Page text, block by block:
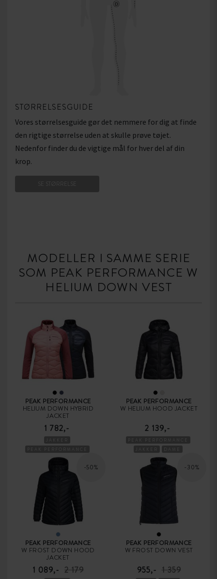
STØRRELSESGUIDE
Vores størrelsesguide gør det nemmere for dig at finde
den rigtige størrelse uden at skulle prøve tøjet.
Nedenfor finder du de vigtige mål for hver del af din
krop.
SE STØRRELSE
MODELLER I SAMME SERIE
SOM PEAK PERFORMANCE W
HELIUM DOWN VEST
PEAK PERFORMANCE
HELIUM DOWN HYBRID
JACKET
1 782,-
DAME
PEAK PERFORMANCE
W HELIUM HOOD JACKET
2 139,-
-50%
PEAK PERFORMANCE
W FROST DOWN HOOD
JACKET
1 089,- 2 179
-30%
PEAK PERFORMANCE
W FROST DOWN VEST
955,- 1 359